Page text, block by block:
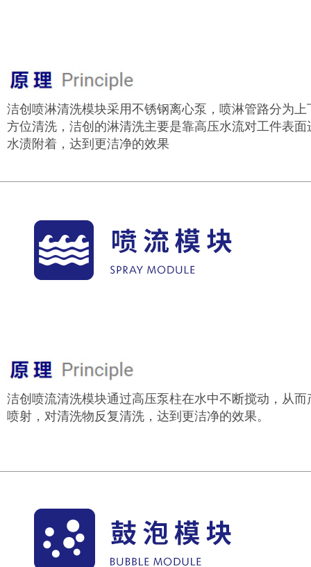
洁创喷淋清洗模块采用不锈钢离心泵，喷淋管路分为
方位清洗，洁创的淋清洗主要是靠高压水流对工件表
水渍附着，达到更洁净的效果
洁创喷流清洗模块通过高压泵柱在水中不断搅动，从
喷射，对清洗物反复清洗，达到更洁净的效果。